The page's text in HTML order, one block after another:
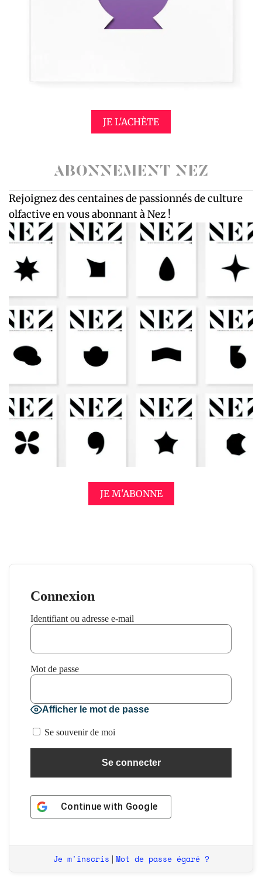
JE L'ACHÈTE
ABONNEMENT NEZ
Rejoignez des centaines de passionnés de culture
olfactive en vous abonnant à Nez !
JE M'ABONNE
Connexion
Identifiant ou adresse e-mail
Mot de passe
Afficher le mot de passe
Se souvenir de moi
Continue with Google
Je m'inscris | Mot de passe égaré ?